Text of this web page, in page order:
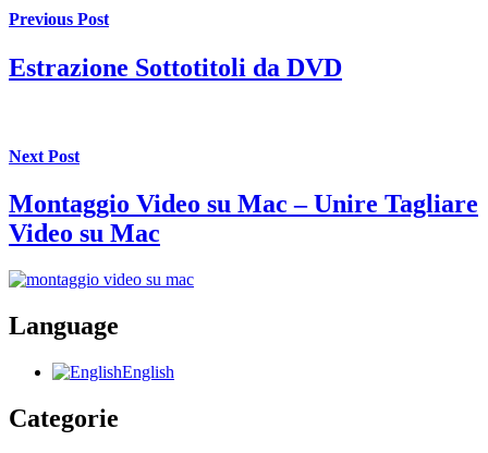
Previous Post
Estrazione Sottotitoli da DVD
Next Post
Montaggio Video su Mac – Unire Tagliare
Video su Mac
Language
English
Categorie